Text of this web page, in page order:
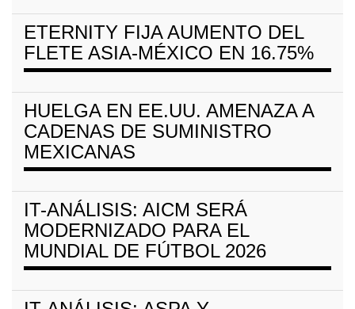
ETERNITY FIJA AUMENTO DEL
FLETE ASIA-MÉXICO EN 16.75%
HUELGA EN EE.UU. AMENAZA A
CADENAS DE SUMINISTRO
MEXICANAS
IT-ANÁLISIS: AICM SERÁ
MODERNIZADO PARA EL
MUNDIAL DE FÚTBOL 2026